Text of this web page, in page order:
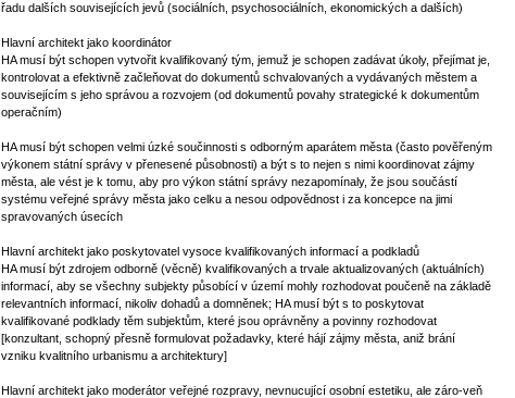
řadu dalších souvisejících jevů (sociálních, psychosociálních, ekonomických a dalších)
Hlavní architekt jako koordinátor
HA musí být schopen vytvořit kvalifikovaný tým, jemuž je schopen zadávat úkoly, přejímat je,
kontrolovat a efektivně začleňovat do dokumentů schvalovaných a vydávaných městem a
souvisejícím s jeho správou a rozvojem (od dokumentů povahy strategické k dokumentům
operačním)
HA musí být schopen velmi úzké součinnosti s odborným aparátem města (často pověřeným
výkonem státní správy v přenesené působnosti) a být s to nejen s nimi koordinovat zájmy
města, ale vést je k tomu, aby pro výkon státní správy nezapomínaly, že jsou součástí
systému veřejné správy města jako celku a nesou odpovědnost i za koncepce na jimi
spravovaných úsecích
Hlavní architekt jako poskytovatel vysoce kvalifikovaných informací a podkladů
HA musí být zdrojem odborně (věcně) kvalifikovaných a trvale aktualizovaných (aktuálních)
informací, aby se všechny subjekty působící v území mohly rozhodovat poučeně na základě
relevantních informací, nikoliv dohadů a domněnek; HA musí být s to poskytovat
kvalifikované podklady těm subjektům, které jsou oprávněny a povinny rozhodovat
[konzultant, schopný přesně formulovat požadavky, které hájí zájmy města, aniž brání
vzniku kvalitního urbanismu a architektury]
Hlavní architekt jako moderátor veřejné rozpravy, nevnucující osobní estetiku, ale záro-veň